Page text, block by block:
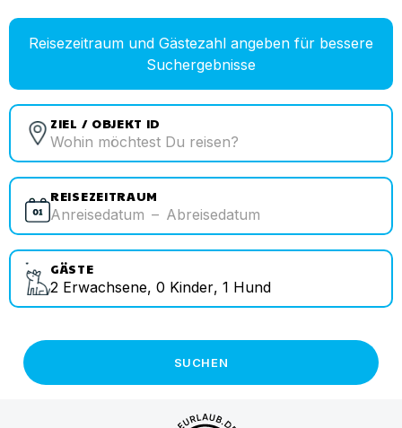
Reisezeitraum und Gästezahl angeben für bessere
Suchergebnisse
ZIEL / OBJEKT ID
REISEZEITRAUM
Anreisedatum – Abreisedatum
GÄSTE
2 Erwachsene, 0 Kinder, 1 Hund
SUCHEN